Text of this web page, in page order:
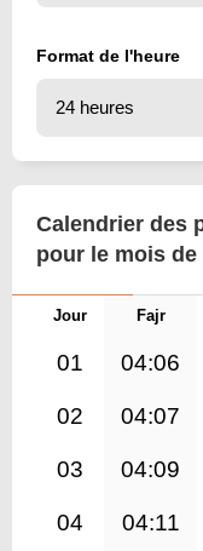
Format de l'heure
Calendrier des
pour le mois de
Jour Fajr
01 04:06
02 04:07
03 04:09
04 04:11